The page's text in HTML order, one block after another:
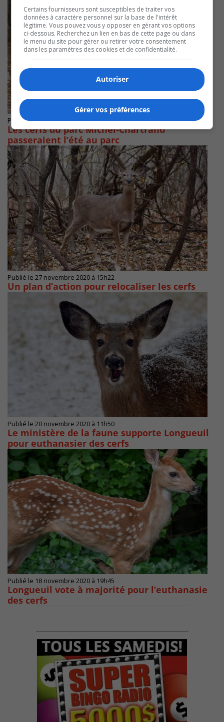
Publié le 11 mars 2021 à 09h33
Les cerfs du parc Michel-Chartrand
passeraient l’été au parc
Publié le 27 novembre 2020 à 15h22
Un plan d’action pour relocaliser les cerfs
Publié le 20 novembre 2020 à 11h50
Le ministère de la faune supporte Longueuil
pour euthanasier des cerfs
Publié le 18 novembre 2020 à 19h45
Longueuil vote à majorité pour l’euthanasie
des cerfs
Certains fournisseurs sont susceptibles de traiter vos
données à caractère personnel sur la base de l'intérêt
légitime. Vous pouvez vous y opposer en gérant vos options
ci-dessous. Recherchez un lien en bas de cette page ou dans
le menu du site pour gérer ou retirer votre consentement
dans les paramètres des cookies et de confidentialité.
Autoriser
Gérer vos préférences